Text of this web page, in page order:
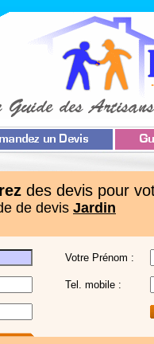
des devis pour
de devis Jardin
Votre Prénom :
Tel. mobile :